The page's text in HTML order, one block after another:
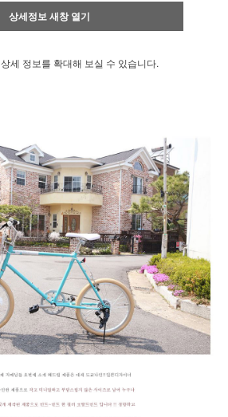
상세정보 새창 열기
상세 정보를 확대해 보실 수 있습니다.